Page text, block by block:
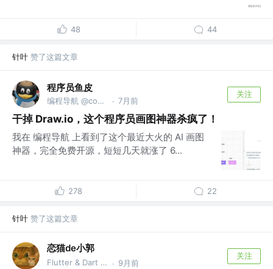
48 44
针叶 赞了这篇文章
程序员鱼皮
编程导航 @codefather.cn · 7月前
关注
干掉 Draw.io，这个程序员画图神器杀疯了！
我在 编程导航 上看到了这个最近大火的 AI 画图
神器，完全免费开源，短短几天就涨了 6...
278 22
针叶 赞了这篇文章
恋猫de小郭
Flutter & Dart GDE @🏆 掘金签约作者 · 9月前
关注